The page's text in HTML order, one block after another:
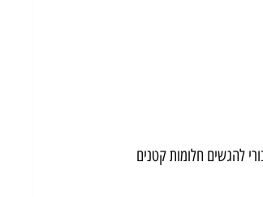
עבורי להגשים חלומות קטנים